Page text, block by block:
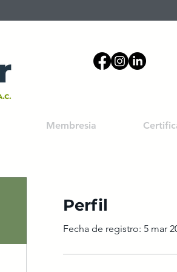
Membresia
Perfil
Fecha de registro: 5 mar